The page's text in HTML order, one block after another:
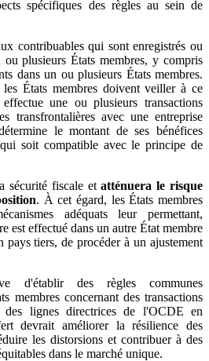
spécifiques des règles au sein de
contribuables qui sont enregistrés ou
plusieurs États membres, y compris
dans un ou plusieurs États membres.
États membres doivent veiller à ce
une ou plusieurs transactions
transfrontalières avec une entreprise
le montant de ses bénéfices
soit compatible avec le principe de
sécurité fiscale etatténuera le risque
. À cet égard, les États membres
adéquats leur permettant,
est effectué dans un autre État membre
tiers, de procéder à un ajustement
d'établir des règles communes
membres concernant des transactions
des lignes directrices de l'OCDE en
devrait améliorer la résilience des
les distorsions et contribuer à des
dans le marché unique.